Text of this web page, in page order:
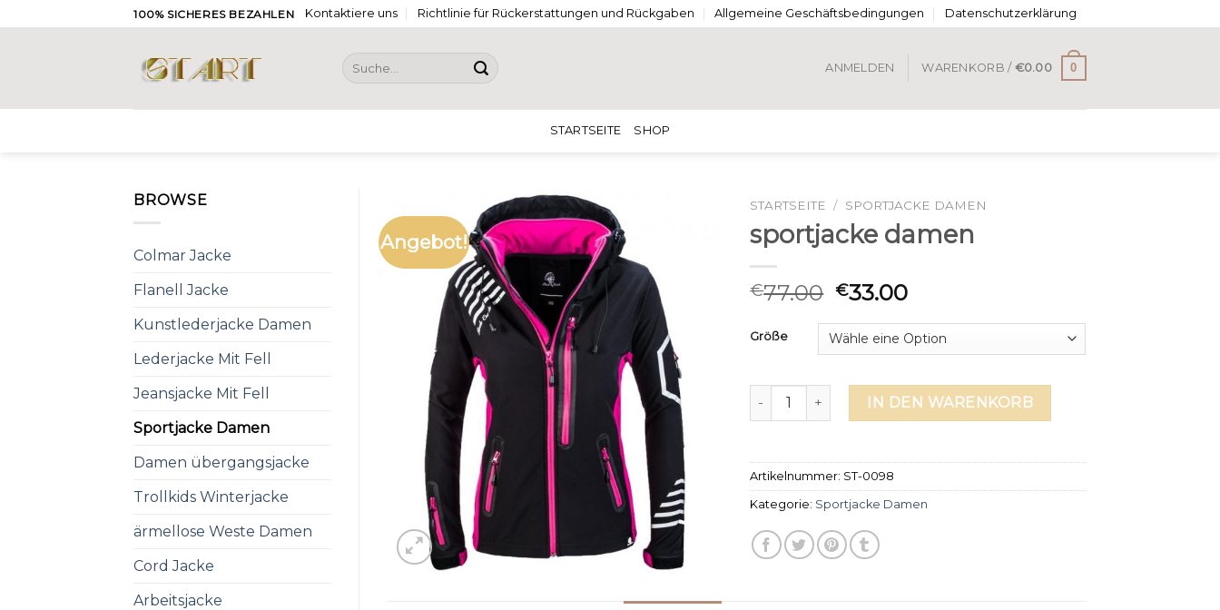
to
100% SICHERES BEZAHLEN Kontaktiere uns Richtlinie für Rückerstattungen und Rückgaben Allgemeine Geschäftsbedingungen Datenschutzerklärung
Suche
nach:
ANMELDEN WARENKORB / €0.00 0
STARTSEITE SHOP
BROWSE
Colmar Jacke
Flanell Jacke
Kunstlederjacke Damen
Lederjacke Mit Fell
Jeansjacke Mit Fell
Sportjacke Damen
Damen übergangsjacke
Trollkids Winterjacke
ärmellose Weste Damen
Cord Jacke
Arbeitsjacke
Angebot!
STARTSEITE / SPORTJACKE DAMEN
sportjacke damen
€77.00 €33.00
Größe
sportjacke damen MengeIN DEN WARENKORB
Artikelnummer: ST-0098
Kategorie: Sportjacke Damen